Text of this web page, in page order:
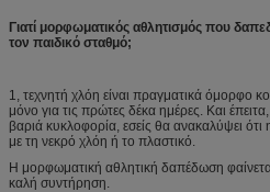
Γιατί μορφωματικός αθλητισμός που
τον παιδικό σταθμό;
1, τεχνητή χλόη είναι πραγματικά όμορφο
μόνο για τις πρώτες δέκα ημέρες. Και
βαριά κυκλοφορία, εσείς θα ανακαλύψει ότι
με τη νεκρό χλόη ή το πλαστικό.
Η μορφωματική αθλητική δαπέδωση
καλή συντήρηση.